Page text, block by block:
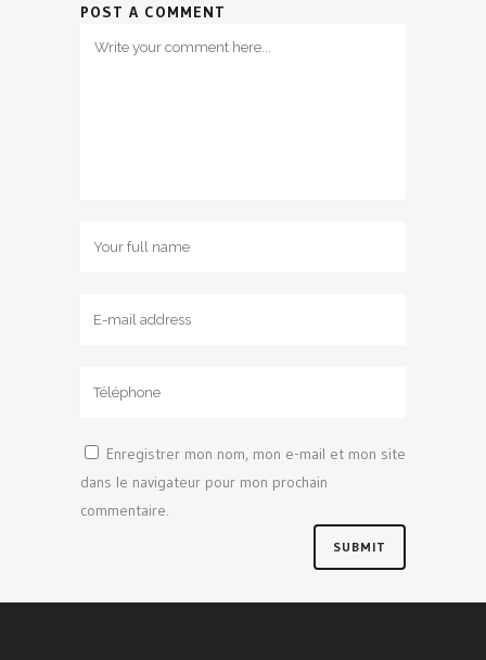
POST A COMMENT
Enregistrer mon nom, mon e-mail et mon site
dans le navigateur pour mon prochain
commentaire.